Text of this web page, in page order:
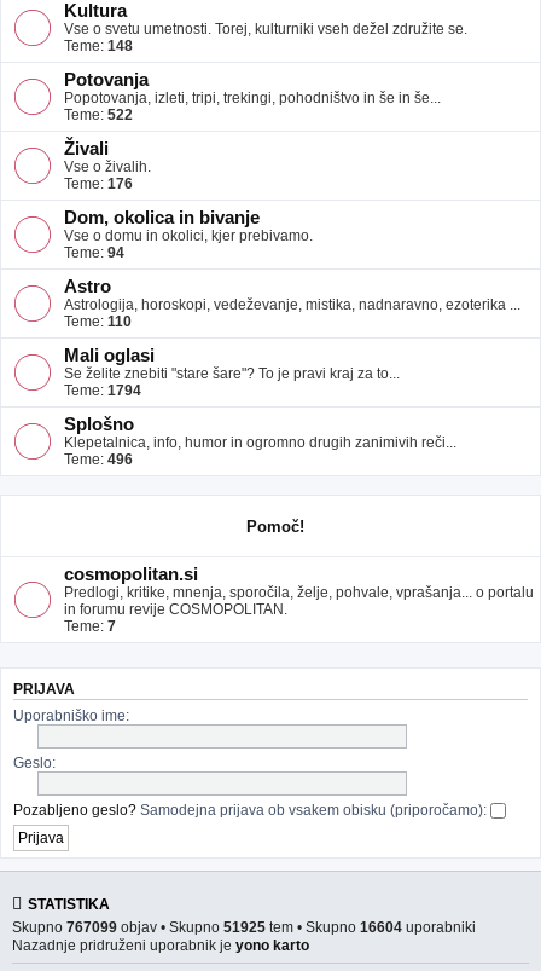
Kultura
Vse o svetu umetnosti. Torej, kulturniki vseh dežel združite se.
Teme: 148
Potovanja
Popotovanja, izleti, tripi, trekingi, pohodništvo in še in še...
Teme: 522
Živali
Vse o živalih.
Teme: 176
Dom, okolica in bivanje
Vse o domu in okolici, kjer prebivamo.
Teme: 94
Astro
Astrologija, horoskopi, vedeževanje, mistika, nadnaravno, ezoterika ...
Teme: 110
Mali oglasi
Se želite znebiti "stare šare"? To je pravi kraj za to...
Teme: 1794
Splošno
Klepetalnica, info, humor in ogromno drugih zanimivih reči...
Teme: 496
Pomoč!
cosmopolitan.si
Predlogi, kritike, mnenja, sporočila, želje, pohvale, vprašanja... o portalu
in forumu revije COSMOPOLITAN.
Teme: 7
PRIJAVA
Uporabniško ime:
Geslo:
Pozabljeno geslo? Samodejna prijava ob vsakem obisku (priporočamo):
STATISTIKA
Skupno 767099 objav • Skupno 51925 tem • Skupno 16604 uporabniki
Nazadnje pridruženi uporabnik je yono karto